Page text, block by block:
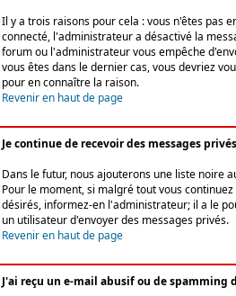
Il y a trois raisons pour cela : vous n'êtes pas
connecté, l'administrateur a désactivé la
forum ou l'administrateur vous empêche
vous êtes dans le dernier cas, vous devriez
pour en connaître la raison.
Revenir en haut de page
Je continue de recevoir des messages
Dans le futur, nous ajouterons une liste noire
Pour le moment, si malgré tout vous
désirés, informez-en l'administrateur; il a le
un utilisateur d'envoyer des messages privés.
Revenir en haut de page
J'ai reçu un e-mail abusif ou de spamming